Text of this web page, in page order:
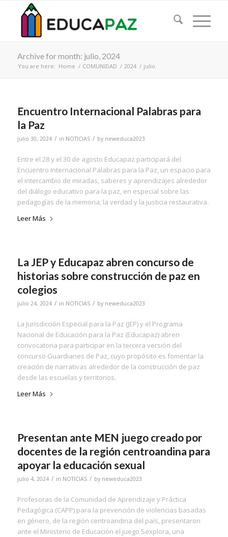
Archive for month: julio, 2024
You are here: Home / COMUNIDAD / 2024 / julio
Encuentro Internacional Palabras para
la Paz
julio 30, 2024 / in NOTICIAS / by neweduca2023
Entre el 28 y el 30 de agosto Educapaz participará del
Encuentro Internacional Palabras para la Paz, un espacio para
el intercambio de miradas, saberes y aprendizajes alrededor
del diálogo educativo para la paz, en especial sobre las
pedagogías de la memoria, la verdad y la justicia restaurativa.
Leer Más
La JEP y Educapaz abren concurso de
historias sobre construcción de paz en
colegios
julio 24, 2024 / in NOTICIAS / by neweduca2023
La Jurisdicción Especial para la Paz (JEP) y el Programa
Nacional de Educación para la Paz (Educapaz) abren
convocatoria para participar en la tercera versión del
concurso Guardianes de Paz, cuyo propósito es fomentar la
creación de narrativas alrededor de la construcción de paz
desde las escuelas y territorios.
Leer Más
Presentan ante MEN juego creado por
docentes de la región centroandina para
apoyar la educación sexual
julio 4, 2024 / in NOTICIAS / by neweduca2023
Profesoras de la Comunidad de Aprendizaje y Práctica
Pedagógica (CAPP) para la prevención de violencias basadas
en género, de la región centroandina del país, presentaron
ante el Ministerio de Educación el juego Sexplora, una